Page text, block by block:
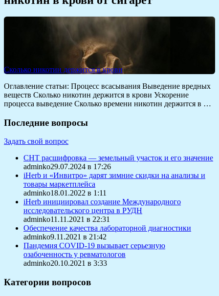
Сколько никотин держится в крови
Оглавление статьи: Процесс всасывания Выведение вредных
веществ Сколько никотин держится в крови Ускорение
процесса выведение Сколько времени никотин держится в …
Последние вопросы
Задать свой вопрос
СНТ расшифровка — земельный участок и его значение
adminko29.07.2024 в 17:26
iHerb и «Инвитро» дарят зимние скидки на анализы и
товары маркетплейса
adminko18.01.2022 в 1:11
iHerb инициировал создание Международного
исследовательского центра в РУДН
adminko11.11.2021 в 22:31
Обеспечение качества лабораторной диагностики
adminko9.11.2021 в 21:42
Пандемия COVID-19 вызывает серьезную
озабоченность у ревматологов
adminko20.10.2021 в 3:33
Категории вопросов